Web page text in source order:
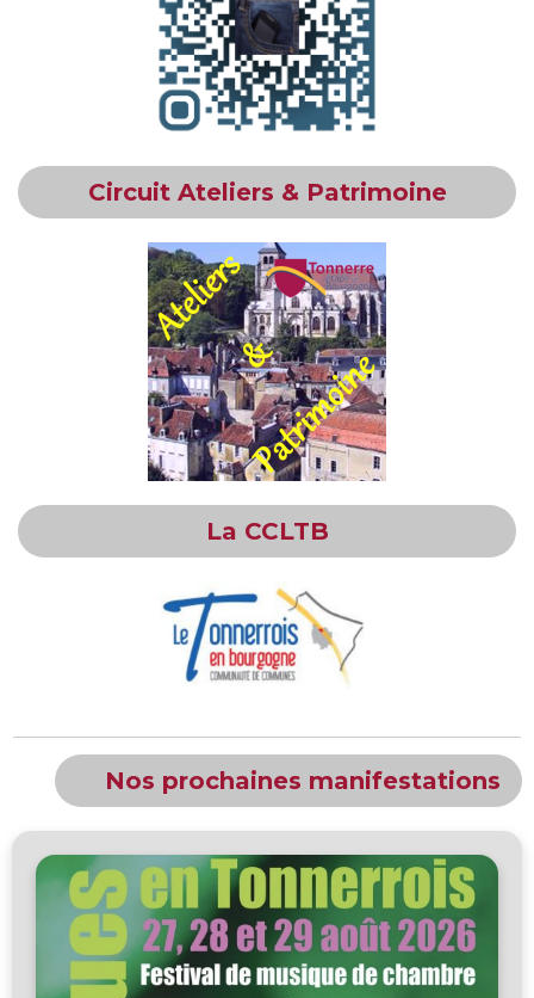
Circuit Ateliers & Patrimoine
La CCLTB
Nos prochaines manifestations